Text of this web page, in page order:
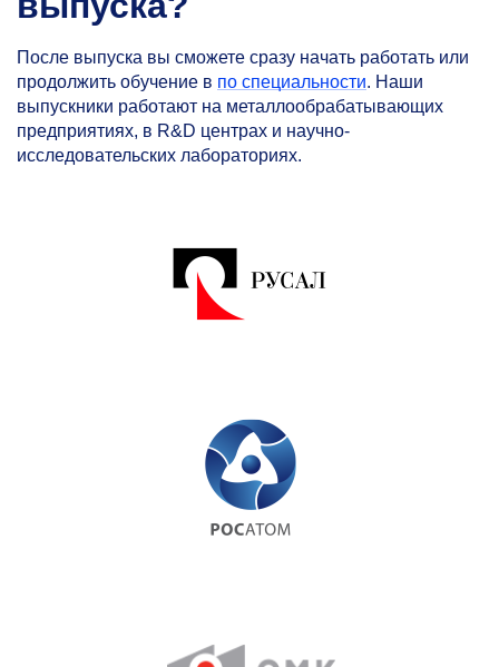
После выпуска вы сможете сразу начать работать или
продолжить обучение в по специальности. Наши
выпускники работают на металлообрабатывающих
предприятиях, в R&D центрах и научно-
исследовательских лабораториях.